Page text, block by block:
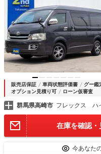
アシストグリップ／ドライ
ライトスピーカー
販売店保証 車両状態評価書 グー鑑
オプション見積り可
ローン仮審査
群馬県高崎市 フレックス ハ
在庫を確認・
今あなた